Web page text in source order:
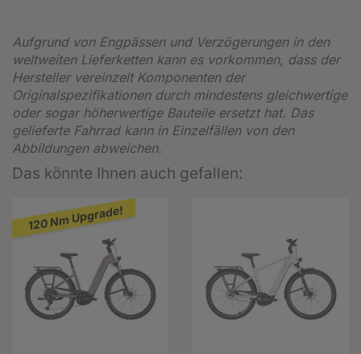
Aufgrund von Engpässen und Verzögerungen in den
weltweiten Lieferketten kann es vorkommen, dass der
Hersteller vereinzelt Komponenten der
Originalspezifikationen durch mindestens gleichwertige
oder sogar höherwertige Bauteile ersetzt hat. Das
gelieferte Fahrrad kann in Einzelfällen von den
Abbildungen abweichen.
Das könnte Ihnen auch gefallen:
120 Nm Upgrade!